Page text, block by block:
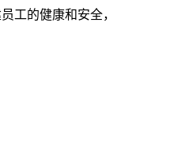
工的健康和安全，